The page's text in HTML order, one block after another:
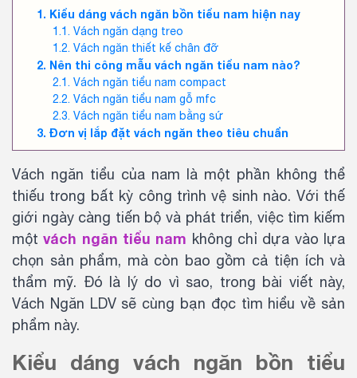
Kiểu dáng vách ngăn bồn tiểu nam hiện nay
Vách ngăn dạng treo
Vách ngăn thiết kế chân đỡ
Nên thi công mẫu vách ngăn tiểu nam nào?
Vách ngăn tiểu nam compact
Vách ngăn tiểu nam gỗ mfc
Vách ngăn tiểu nam bằng sứ
Đơn vị lắp đặt vách ngăn theo tiêu chuẩn
Vách ngăn tiểu của nam là một phần không thể
thiếu trong bất kỳ công trình vệ sinh nào. Với thế
giới ngày càng tiến bộ và phát triển, việc tìm kiếm
mộtvách ngăn tiểu nam không chỉ dựa vào lựa
chọn sản phẩm, mà còn bao gồm cả tiện ích và
thẩm mỹ. Đó là lý do vì sao, trong bài viết này,
Vách Ngăn LDV sẽ cùng bạn đọc tìm hiểu về sản
phẩm này.
Kiểu dáng vách ngăn bồn tiểu